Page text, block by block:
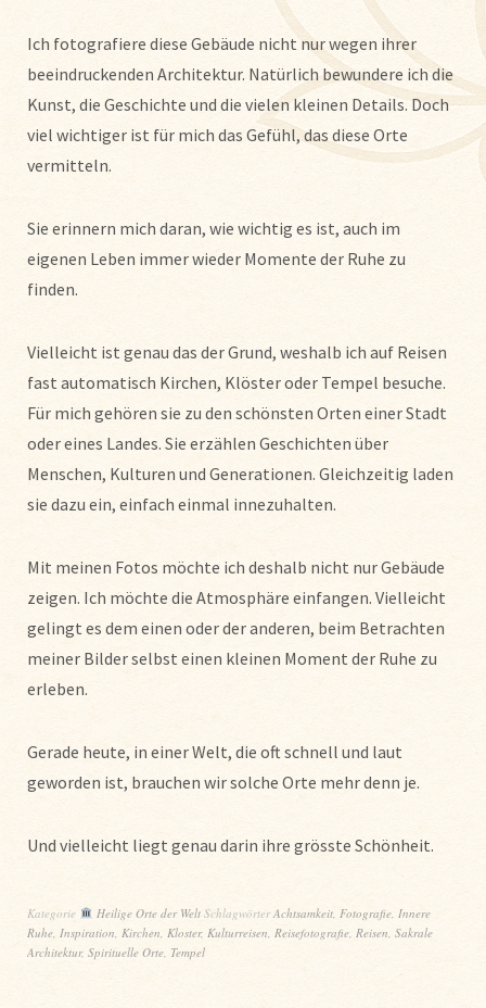
Ich fotografiere diese Gebäude nicht nur wegen ihrer
beeindruckenden Architektur. Natürlich bewundere ich die
Kunst, die Geschichte und die vielen kleinen Details. Doch
viel wichtiger ist für mich das Gefühl, das diese Orte
vermitteln.
Sie erinnern mich daran, wie wichtig es ist, auch im
eigenen Leben immer wieder Momente der Ruhe zu
finden.
Vielleicht ist genau das der Grund, weshalb ich auf Reisen
fast automatisch Kirchen, Klöster oder Tempel besuche.
Für mich gehören sie zu den schönsten Orten einer Stadt
oder eines Landes. Sie erzählen Geschichten über
Menschen, Kulturen und Generationen. Gleichzeitig laden
sie dazu ein, einfach einmal innezuhalten.
Mit meinen Fotos möchte ich deshalb nicht nur Gebäude
zeigen. Ich möchte die Atmosphäre einfangen. Vielleicht
gelingt es dem einen oder der anderen, beim Betrachten
meiner Bilder selbst einen kleinen Moment der Ruhe zu
erleben.
Gerade heute, in einer Welt, die oft schnell und laut
geworden ist, brauchen wir solche Orte mehr denn je.
Und vielleicht liegt genau darin ihre grösste Schönheit.
Kategorie Heilige Orte der Welt SchlagwörterAchtsamkeit, Fotografie, Innere
Ruhe Inspiration Kirchen Kloster, Kulturreisen Reisefotografie Reisen Sakrale
Architektur, Spirituelle Orte Tempel